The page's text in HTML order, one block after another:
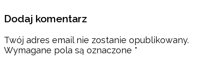
Dodaj komentarz
Twój adres email nie zostanie opublikowany.
Wymagane pola są oznaczone *